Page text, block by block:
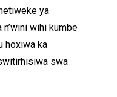
ya
wihi kumbe
hoxiwa ka
swa